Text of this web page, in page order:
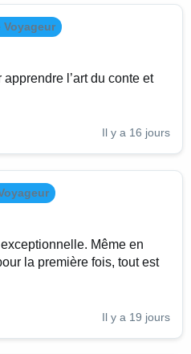
Voyageur
l’art du conte et
Il y a 16 jours
Même en
la première fois, tout est
Il y a 19 jours